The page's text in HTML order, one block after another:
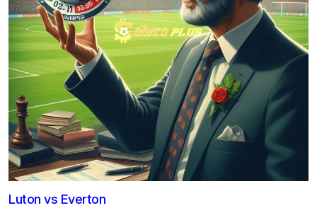
Luton vs Everton